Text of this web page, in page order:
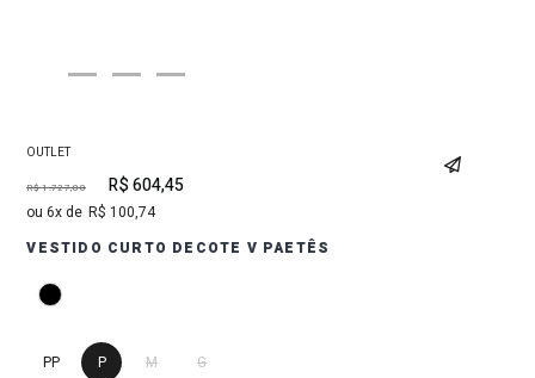
OUTLET
R$ 1.727,00 R$604,45
6 R$ 100,74
VESTIDO CURTO DECOTE V PAETÊS
PP P M G